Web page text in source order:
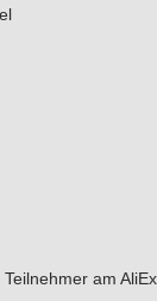
Teilnehmer am